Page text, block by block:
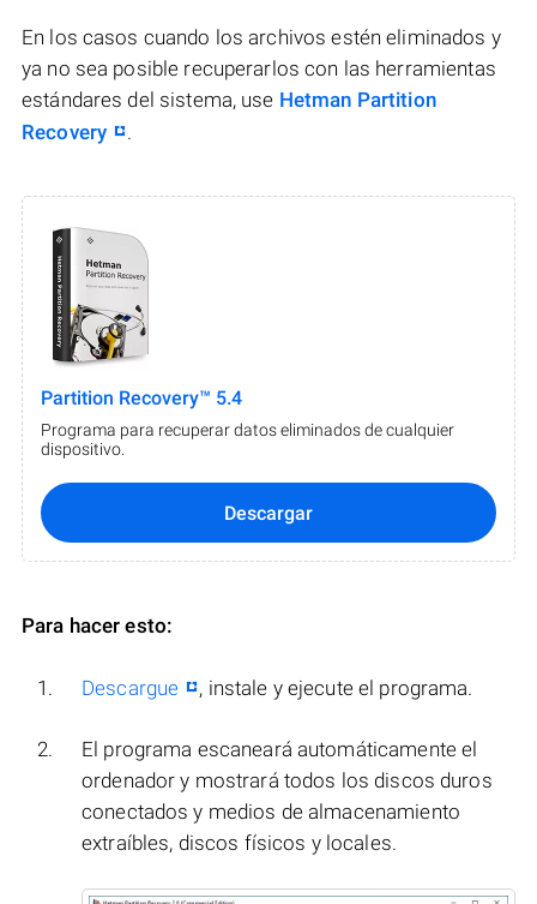
En los casos cuando los archivos estén eliminados y
ya no sea posible recuperarlos con las herramientas
estándares del sistema, use Hetman Partition
Recovery
.
Partition Recovery™ 5.4
Programa para recuperar datos eliminados de cualquier
dispositivo.
Descargar
Para hacer esto:
Descargue , instale y ejecute el programa.
El programa escaneará automáticamente el
ordenador y mostrará todos los discos duros
conectados y medios de almacenamiento
extraíbles, discos físicos y locales.